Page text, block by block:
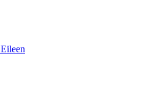
Eileen